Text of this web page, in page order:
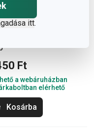
itt.
Ft
a webáruházban
elérhető
Kosárba